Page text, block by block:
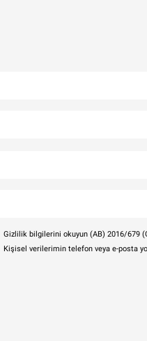
Gizlilik bilgilerini okuyun (AB) 2016/679
Kişisel verilerimin telefon veya e-posta